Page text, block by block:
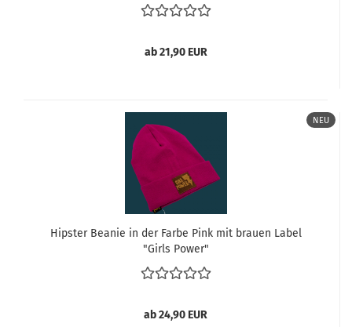
ab 21,90 EUR
NEU
Hipster Beanie in der Farbe Pink mit brauen Label
"Girls Power"
ab 24,90 EUR